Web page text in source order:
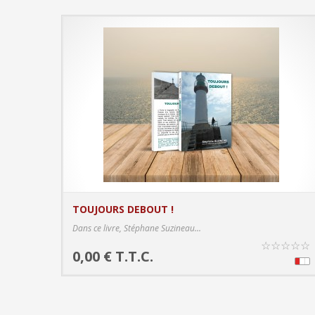
TOUJOURS DEBOUT !
Dans ce livre, Stéphane Suzineau...
0,00 € T.T.C.
☆☆☆☆☆